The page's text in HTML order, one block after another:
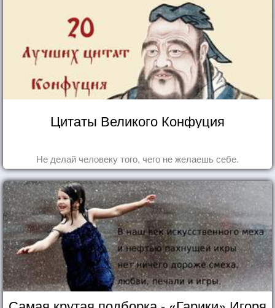
Цитаты Великого Конфуция
Не делай человеку того, чего не желаешь себе.